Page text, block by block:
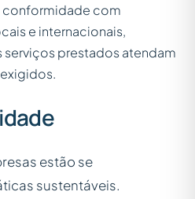
conformidade com
e internacionais,
serviços prestados atendam
estão se
sustentáveis.